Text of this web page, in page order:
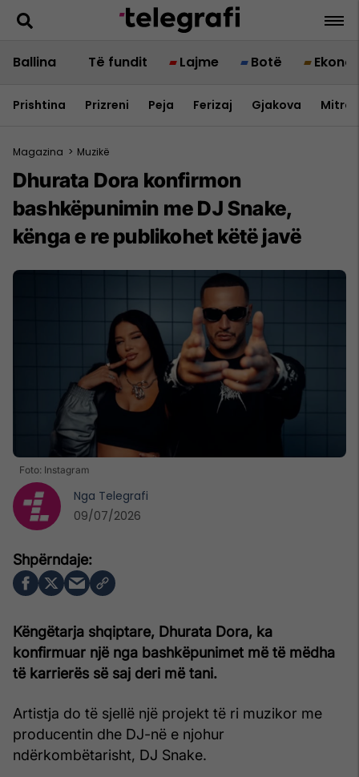
Ballina Të fundit Lajme Botë
Prishtina Prizreni Peja Ferizaj Gjakova
Magazina > Muzikë
Dhurata Dora konfirmon
bashkëpunimin me DJ Snake,
kënga e re publikohet këtë javë
Foto: Instagram
Këngëtarja shqiptare, Dhurata Dora, ka
konfirmuar një nga bashkëpunimet më të mëdha
të karrierës së saj deri më tani.
Artistja do të sjellë një projekt të ri muzikor me
producentin dhe DJ-në e njohur
ndërkombëtarisht, DJ Snake.
Nga Telegrafi
09/07/2026